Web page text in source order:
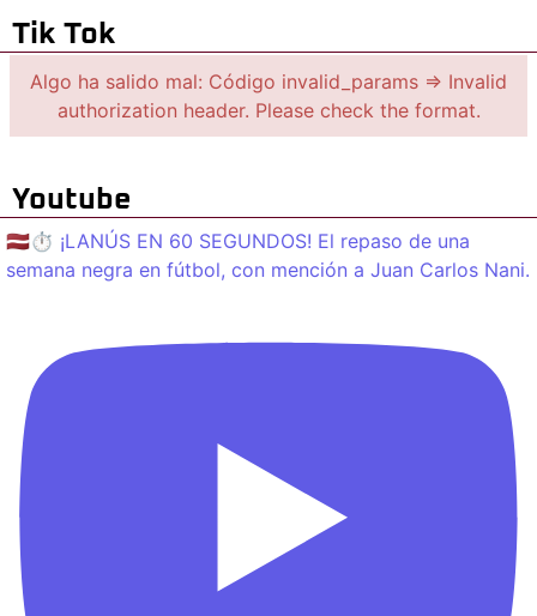
Tik Tok
Algo ha salido mal: Código invalid_params => Invalid
authorization header. Please check the format.
Youtube
🇱🇻⏱️ ¡LANÚS EN 60 SEGUNDOS! El repaso de una
semana negra en fútbol, con mención a Juan Carlos Nani.